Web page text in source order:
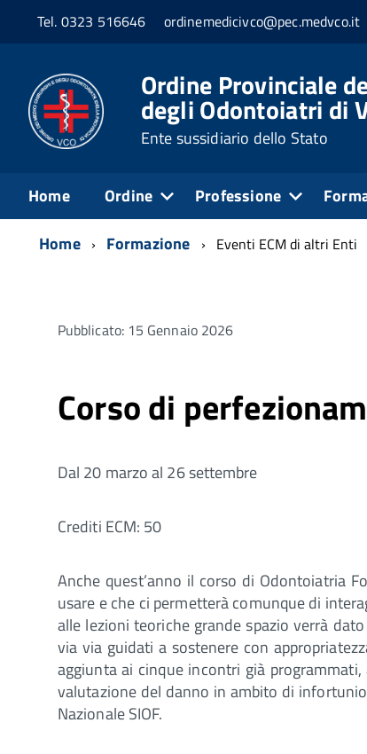
Tel. 0323 516646 ordinemedicivco@pec.medvco.it
Ordine Provinciale
degli Odontoiatri di
Ente sussidiario dello Stato
Home Ordine Professione
Home Formazione Eventi ECM di altri Enti
Pubblicato: 15 Gennaio 2026
Corso di
Dal 20 marzo al 26 settembre
Crediti ECM: 50
Anche quest’anno il corso di Odontoiatria
usare e che ci permetterà comunque di
alle lezioni teoriche grande spazio verrà
via via guidati a sostenere con
aggiunta ai cinque incontri già
valutazione del danno in ambito di
Nazionale SIOF.